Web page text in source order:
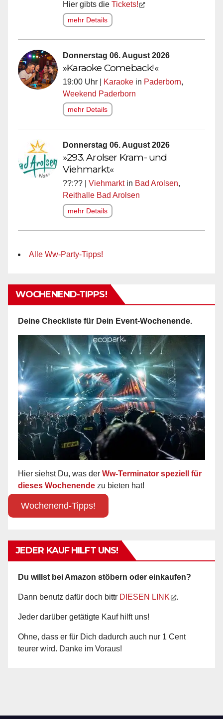
Hier gibts die Tickets!
mehr Details
Donnerstag 06. August 2026
»Karaoke Comeback!«
19:00 Uhr | Karaoke in Paderborn,
Weekend Paderborn
mehr Details
Donnerstag 06. August 2026
»293. Arolser Kram- und
Viehmarkt«
??:?? | Viehmarktin Bad Arolsen,
Reithalle Bad Arolsen
mehr Details
Alle Ww-Party-Tipps!
WOCHENEND-TIPPS!
Deine Checkliste für Dein Event-Wochenende.
Hier siehst Du, was der Ww-Terminator speziell für
dieses Wochenende zu bieten hat!
Wochenend-Tipps!
JEDER KAUF HILFT UNS!
Du willst bei Amazon stöbern oder einkaufen?
Dann benutz dafür doch bittr DIESEN LINK .
Jeder darüber getätigte Kauf hilft uns!
Ohne, dass er für Dich dadurch auch nur 1 Cent
teurer wird. Danke im Voraus!